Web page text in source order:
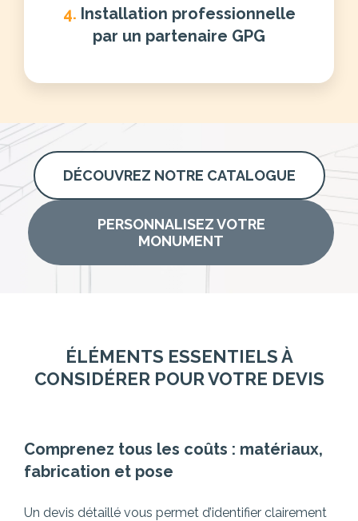
4. Installation professionnelle
par un partenaire GPG
DÉCOUVREZ NOTRE CATALOGUE
PERSONNALISEZ VOTRE
MONUMENT
ÉLÉMENTS ESSENTIELS À
CONSIDÉRER POUR VOTRE DEVIS
Comprenez tous les coûts : matériaux,
fabrication et pose
Un devis détaillé vous permet d’identifier clairement